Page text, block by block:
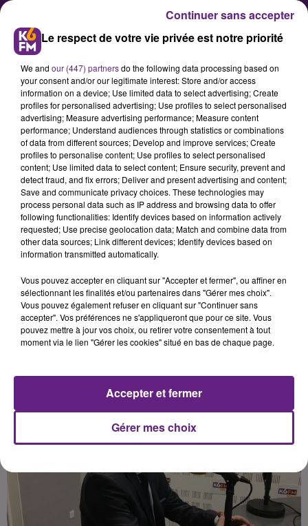
Deux évènements sur la
condition féminine à Chevigny
A l’occasion de la journée
internationale des droits des
femmes le 8 mars, la ville de
Chevigny-Saint-Sauveur organise
l’émancipation féminine.
Publié : 6 mars 2025 à 16h35 par la rédaction
Le respect de votre vie privée est notre priorité
We and our (447) partnersdo the following data processing based on
your consent and/or our legitimate interest: Store and/or access
information on a device; Use limited data to select advertising; Create
profiles for personalised advertising; Use profiles to select personalised
advertising; Measure advertising performance; Measure content
performance; Understand audiences through statistics or combinations
of data from different sources; Develop and improve services; Create
profiles to personalise content; Use profiles to select personalised
content; Use limited data to select content; Ensure security, prevent and
detect fraud, and fix errors; Deliver and present advertising and content;
Save and communicate privacy choices. These technologies may
process personal data such as IP address and browsing data to offer
following functionalities: Identify devices based on information actively
requested; Use precise geolocation data; Match and combine data from
other data sources; Link different devices; Identify devices based on
information transmitted automatically.
Vous pouvez accepter en cliquant sur "Accepter et fermer", ou affiner en
sélectionnant les finalités et/ou partenaires dans "Gérer mes choix".
Vous pouvez également refuser en cliquant sur "Continuer sans
accepter". Vos préférences ne s'appliqueront que pour ce site. Vous
pouvez mettre à jour vos choix, ou retirer votre consentement à tout
moment via le lien "Gérer les cookies" situé en bas de chaque page.
Gérer mes choix
Accepter et fermer
Continuer sans accepter